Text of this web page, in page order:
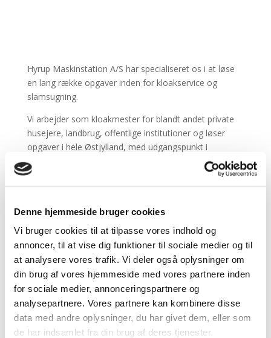
Denne hjemmeside bruger cookies
Vi bruger cookies til at tilpasse vores indhold og
annoncer, til at vise dig funktioner til sociale medier og til
at analysere vores trafik. Vi deler også oplysninger om
din brug af vores hjemmeside med vores partnere inden
for sociale medier, annonceringspartnere og
analysepartnere. Vores partnere kan kombinere disse
data med andre oplysninger, du har givet dem, eller som
de har indsamlet fra din brug af deres tjenester.
Hyrup Maskinstation A/S har specialiseret os i at løse
en lang række opgaver inden for kloakservice og
slamsugning.
Vi arbejder som kloakmester for blandt andet private
husejere, landbrug, offentlige institutioner og løser
opgaver i hele Østjylland, med udgangspunkt i
Hedensted Kommune har vi kunder fra de nordlige
egne Horsens, Odder, Hovedgård, Gedved og
Skanderborg til Vejle, Kolding og Fredericia mod syd.
naturligt opland som er Brædstrup, Tørring, Uldum,
Østbirk og Nørre-Snede
Vi har en omfattende maskinpark til vores kloakservice,
og den rækker over gravemaskiner, slamsugere,
traktorspulere og udstyr til TV-inspektion af
ledningsnettet. Det betyder, at vi kan etablere helt nye
kloaksystemer, men også, at vi kan optimere, udvide,
vedligeholde og reparere ældre kloakinstallationer.